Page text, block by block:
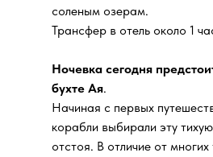
соленым озерам.
Трансфер в отель около 1
Ночевка сегодня
бухте Ая.
Начиная с первых
корабли выбирали эту
отстоя. В отличие от многих